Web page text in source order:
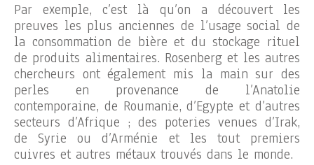
Par exemple, c’est là qu’on a découvert les
preuves les plus anciennes de l’usage social de
la consommation de bière et du stockage rituel
de produits alimentaires. Rosenberg et les autres
chercheurs ont également mis la main sur des
perles en provenance de l’Anatolie
contemporaine, de Roumanie, d’Egypte et d’autres
secteurs d’Afrique ; des poteries venues d’Irak,
de Syrie ou d’Arménie et les tout premiers
cuivres et autres métaux trouvés dans le monde.